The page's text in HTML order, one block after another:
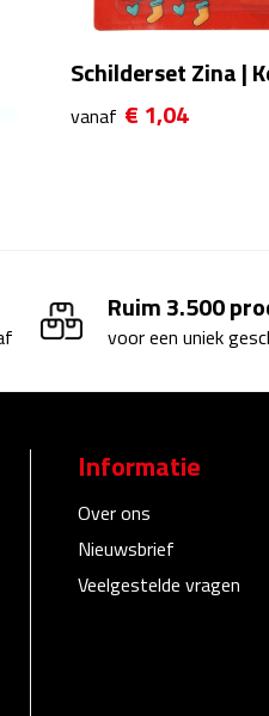
Schilderset Zina |
vanaf € 1,04
Ruim 3.500
voor een uniek
Informatie
Over ons
Nieuwsbrief
Veelgestelde vragen